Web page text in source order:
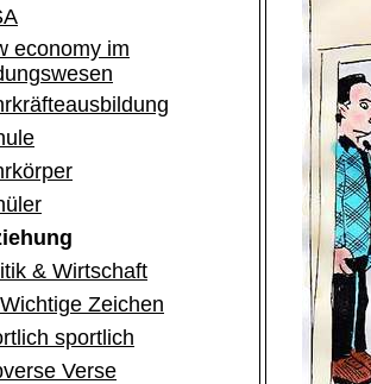
economy im
& Wirtschaft
Zeichen
sportlich
Verse